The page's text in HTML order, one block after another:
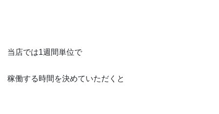
当店では1週間単位で
稼働する時間を決めていただくと